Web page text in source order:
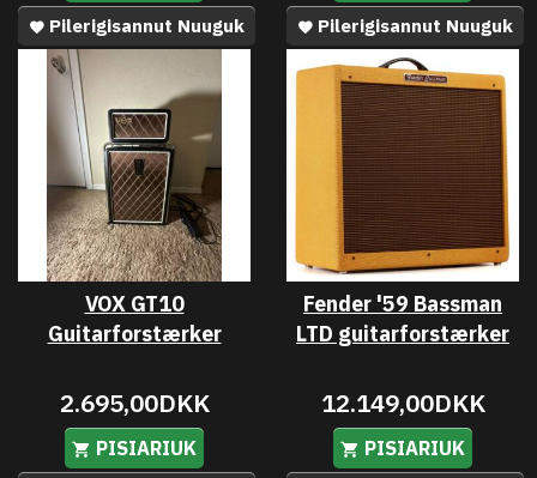
Pilerigisannut Nuuguk
Pilerigisannut Nuuguk
VOX GT10
Guitarforstærker
2.695,00DKK
PISIARIUK
Fender '59 Bassman
LTD guitarforstærker
12.149,00DKK
PISIARIUK